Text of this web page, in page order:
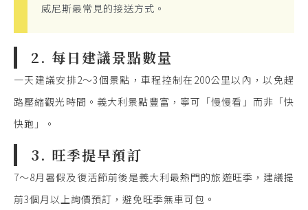
威尼斯最常見的接送方式。
2. 每日建議景點數量
一天建議安排2〜3個景點，車程控制在200公里以內，以免趕
路壓縮觀光時間。義大利景點豐富，寧可「慢慢看」而非「快
快跑」。
3. 旺季提早預訂
7〜8月暑假及復活節前後是義大利最熱門的旅遊旺季，建議提
前3個月以上詢價預訂，避免旺季無車可包。